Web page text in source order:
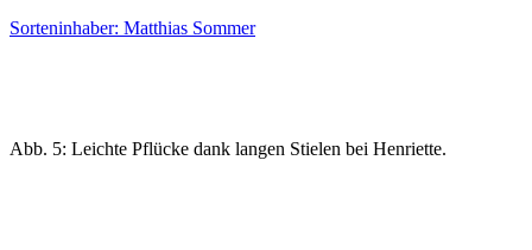
Sorteninhaber: Matthias Sommer
Abb. 5: Leichte Pflücke dank langen Stielen bei Henriette.